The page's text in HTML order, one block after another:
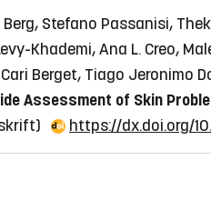
Stefano Passanisi,
Khademi, Ana L. Creo,
Berget, Tiago Jeronimo
Assessment of Skin
https://dx.doi.org/